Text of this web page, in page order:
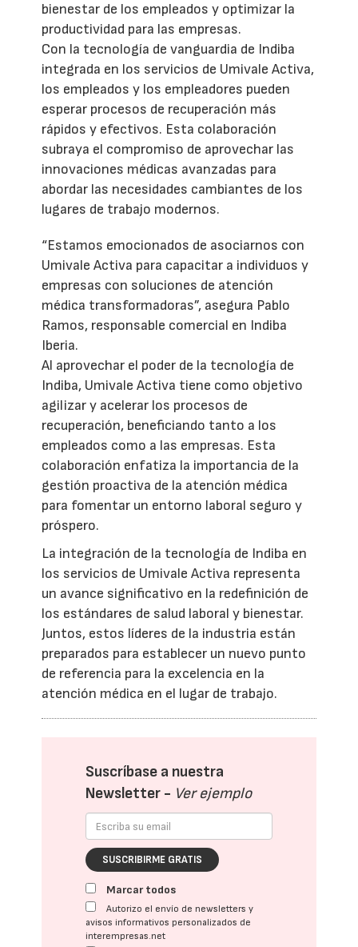
bienestar de los empleados y optimizar la
productividad para las empresas.
Con la tecnología de vanguardia de Indiba
integrada en los servicios de Umivale Activa,
los empleados y los empleadores pueden
esperar procesos de recuperación más
rápidos y efectivos. Esta colaboración
subraya el compromiso de aprovechar las
innovaciones médicas avanzadas para
abordar las necesidades cambiantes de los
lugares de trabajo modernos.
“Estamos emocionados de asociarnos con
Umivale Activa para capacitar a individuos y
empresas con soluciones de atención
médica transformadoras”, asegura Pablo
Ramos, responsable comercial en Indiba
Iberia.
Al aprovechar el poder de la tecnología de
Indiba, Umivale Activa tiene como objetivo
agilizar y acelerar los procesos de
recuperación, beneficiando tanto a los
empleados como a las empresas. Esta
colaboración enfatiza la importancia de la
gestión proactiva de la atención médica
para fomentar un entorno laboral seguro y
próspero.
La integración de la tecnología de Indiba en
los servicios de Umivale Activa representa
un avance significativo en la redefinición de
los estándares de salud laboral y bienestar.
Juntos, estos líderes de la industria están
preparados para establecer un nuevo punto
de referencia para la excelencia en la
atención médica en el lugar de trabajo.
Suscríbase a nuestra
Newsletter - Ver ejemplo
SUSCRIBIRME GRATIS
Marcar todos
Autorizo el envío de newsletters y
avisos informativos personalizados de
interempresas.net